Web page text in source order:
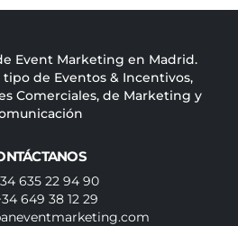
Event Marketing en Madrid.
de Eventos & Incentivos,
Comerciales, de Marketing y
635 22 94 90
649 38 12 29